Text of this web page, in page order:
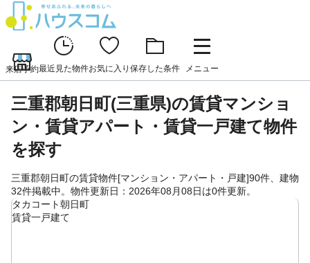
来店予約最近見た物件お気に入り 保存した条件 メニュー
三重郡朝日町(三重県)の賃貸マンショ
ン・賃貸アパート・賃貸一戸建て物件
を探す
三重郡朝日町の賃貸物件[マンション・アパート・戸建]90件、建物
32件掲載中。物件更新日：2026年08月08日は0件更新。
タカコート朝日町
賃貸一戸建て